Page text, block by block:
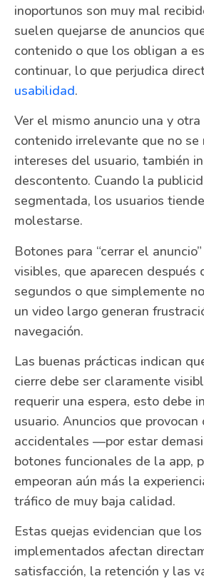
inoportunos son muy mal
suelen quejarse de anuncios
contenido o que los obligan a
continuar, lo que perjudica
usabilidad.
Ver el mismo anuncio una y otra
contenido irrelevante que no se
intereses del usuario, también
descontento. Cuando la
segmentada, los usuarios
molestarse.
Botones para “cerrar el
visibles, que aparecen después
segundos o que simplemente
un video largo generan
navegación.
Las buenas prácticas indican
cierre debe ser claramente
requerir una espera, esto debe
usuario. Anuncios que provocan
accidentales —por estar
botones funcionales de la app,
empeoran aún más la
tráfico de muy baja calidad.
Estas quejas evidencian que
implementados afectan
satisfacción, la retención y las